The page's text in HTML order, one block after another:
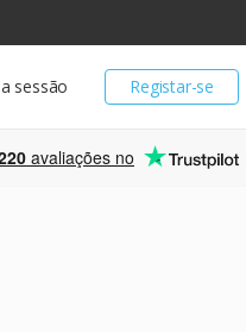
Registar-se
sessão
avaliações no